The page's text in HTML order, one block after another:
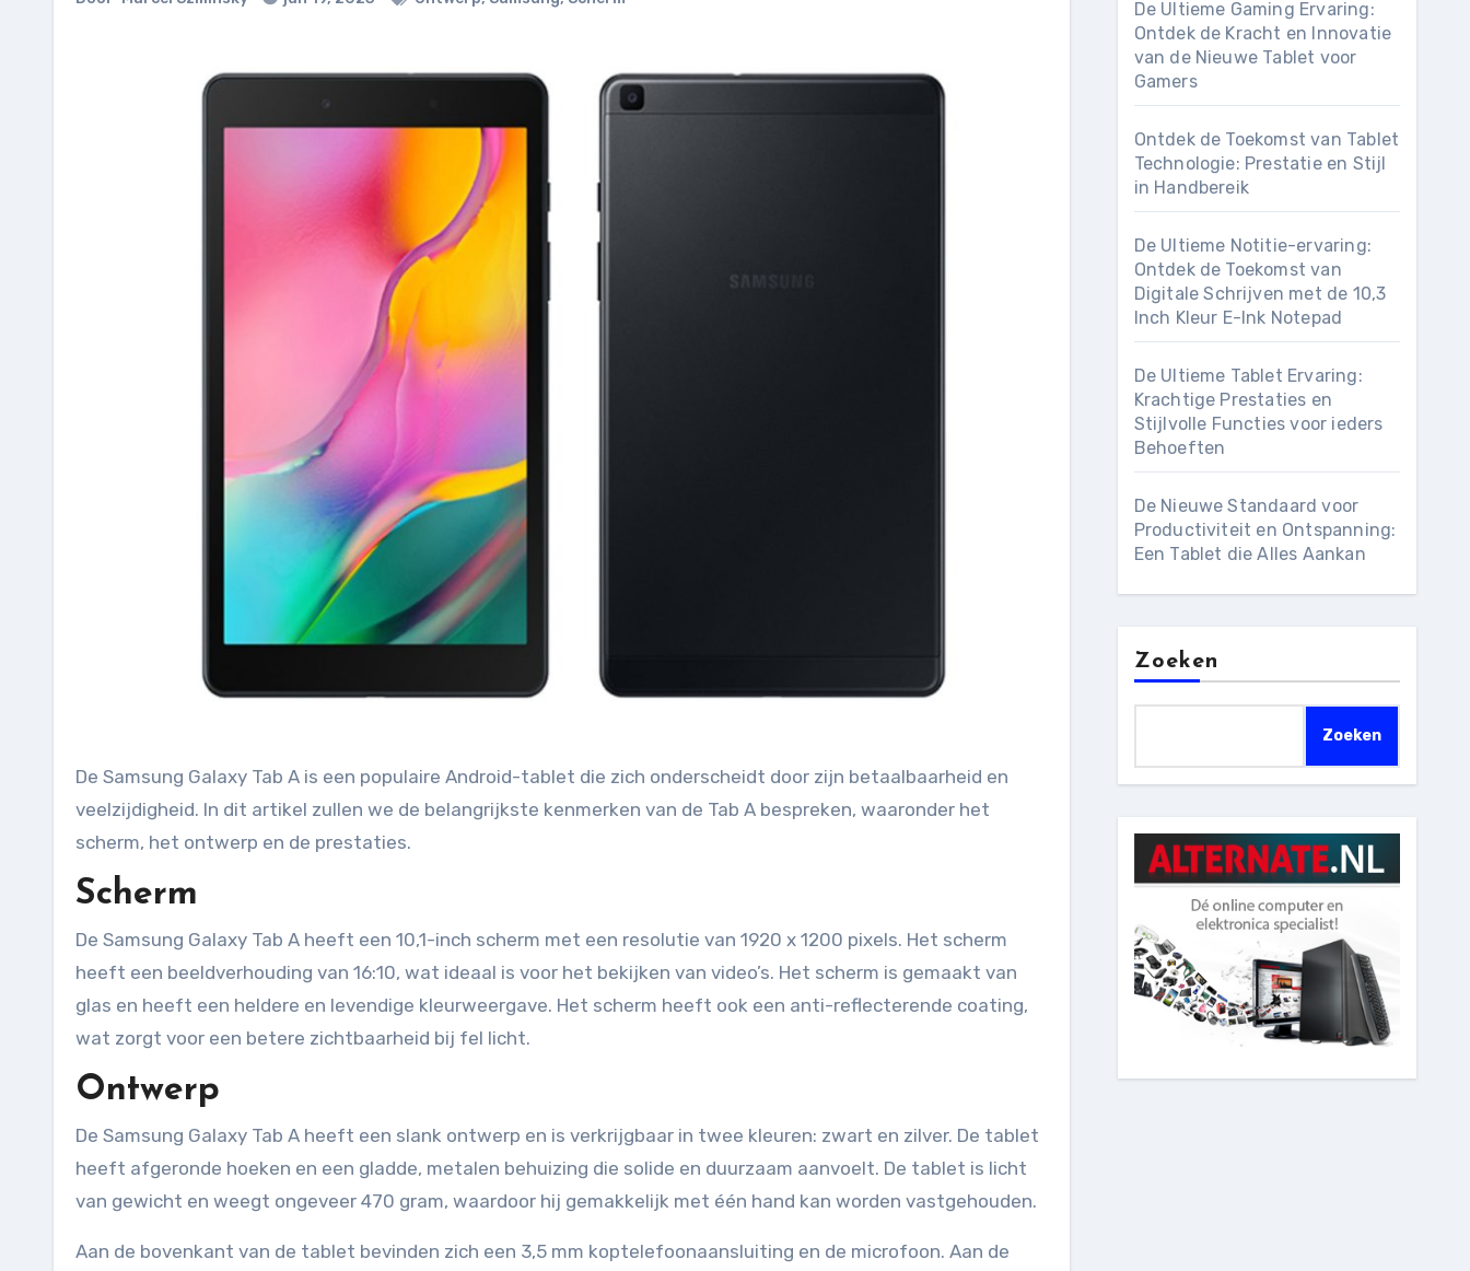
De Samsung Galaxy Tab A is een populaire Android-tablet die zich onderscheidt door zijn betaalbaarheid en
veelzijdigheid. In dit artikel zullen we de belangrijkste kenmerken van de Tab A bespreken, waaronder het
scherm, het ontwerp en de prestaties.
Scherm
De Samsung Galaxy Tab A heeft een 10,1-inch scherm met een resolutie van 1920 x 1200 pixels. Het scherm
heeft een beeldverhouding van 16:10, wat ideaal is voor het bekijken van video’s. Het scherm is gemaakt van
glas en heeft een heldere en levendige kleurweergave. Het scherm heeft ook een anti-reflecterende coating,
wat zorgt voor een betere zichtbaarheid bij fel licht.
Ontwerp
De Samsung Galaxy Tab A heeft een slank ontwerp en is verkrijgbaar in twee kleuren: zwart en zilver. De tablet
heeft afgeronde hoeken en een gladde, metalen behuizing die solide en duurzaam aanvoelt. De tablet is licht
van gewicht en weegt ongeveer 470 gram, waardoor hij gemakkelijk met één hand kan worden vastgehouden.
Aan de bovenkant van de tablet bevinden zich een 3,5 mm koptelefoonaansluiting en de microfoon. Aan de
De Ultieme Gaming Ervaring:
Ontdek de Kracht en Innovatie
van de Nieuwe Tablet voor
Gamers
Ontdek de Toekomst van Tablet
Technologie: Prestatie en Stijl
in Handbereik
De Ultieme Notitie-ervaring:
Ontdek de Toekomst van
Digitale Schrijven met de 10,3
Inch Kleur E-Ink Notepad
De Ultieme Tablet Ervaring:
Krachtige Prestaties en
Stijlvolle Functies voor ieders
Behoeften
De Nieuwe Standaard voor
Productiviteit en Ontspanning:
Een Tablet die Alles Aankan
Zoeken
Zoeken